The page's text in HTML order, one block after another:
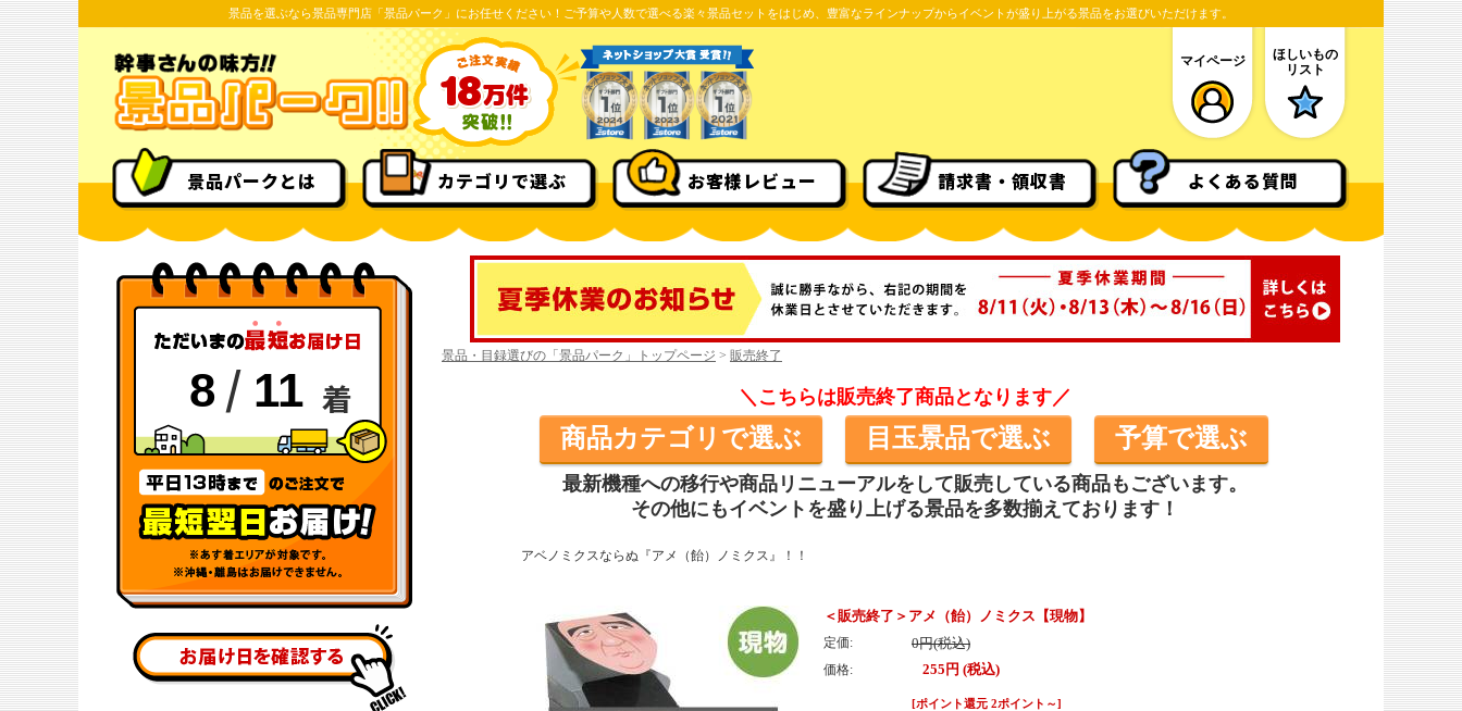
景品を選ぶなら景品専門店「景品パーク」にお任せください！ご予算や人数で選べる楽々景品セットをはじめ、豊富なラインナップからイベントが盛り上がる景品をお選びいただけます。
マイページ
ほしいもの
リスト
景品パークとは カテゴリで選ぶ お客様レビュー 請求書・領収書 よくある質問
8 / 11 着
景品・目録選びの「景品パーク」トップページ > 販売終了
＼こちらは販売終了商品となります／
商品カテゴリで選ぶ 目玉景品で選ぶ 予算で選ぶ
最新機種への移行や商品リニューアルをして販売している商品もございます。
その他にもイベントを盛り上げる景品を多数揃えております！
アベノミクスならぬ『アメ（飴）ノミクス』！！
＜販売終了＞アメ（飴）ノミクス【現物】
定価: 0円(税込)
価格: 255円 (税込)
[ポイント還元 2ポイント～]